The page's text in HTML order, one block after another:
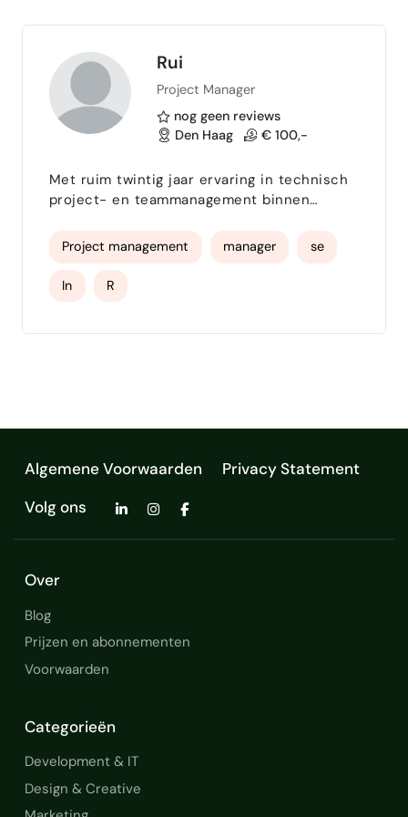
Rui
Project Manager
nog geen reviews
Den Haag
€ 100,-
Met ruim twintig jaar ervaring in technisch
project- en teammanagement binnen
Philips, ASML, Omron en ARS) breng ik
precies de mix van technisch inzicht,
leiderschap en resultaatgerichtheid die
Project management manager se
In R
Algemene Voorwaarden
Privacy Statement
Volg ons
Over
Blog
Prijzen en abonnementen
Voorwaarden
Categorieën
Development & IT
Design & Creative